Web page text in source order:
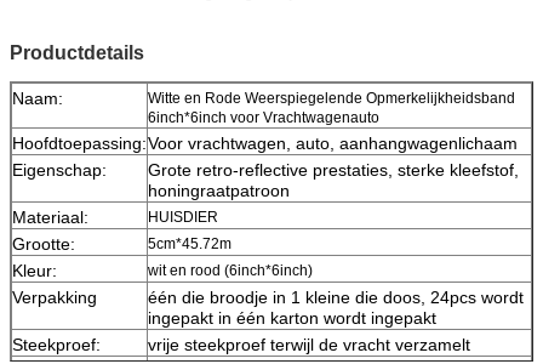
Productdetails
Naam:
Witte en Rode Weerspiegelende Opmerkelijkheidsband
6inch*6inch voor Vrachtwagenauto
Hoofdtoepassing:Voor vrachtwagen, auto, aanhangwagenlichaam
Eigenschap:
Grote retro-reflective prestaties, sterke kleefstof,
honingraatpatroon
Materiaal:
HUISDIER
Grootte: 5cm*45.72m
Kleur: wit en rood (6inch*6inch)
Verpakking
één die broodje in 1 kleine die doos, 24pcs wordt
ingepakt in één karton wordt ingepakt
Steekproef:
vrije steekproef terwijl de vracht verzamelt